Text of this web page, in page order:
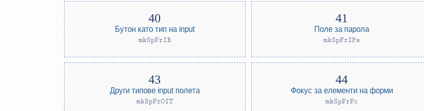
Бутон като тип на input
mkSpFrIB
Поле за парола
mkSpFrIPs
Други типове input полета
mkSpFrOIT
Фокус за елементи на форми
mkSpFrFc